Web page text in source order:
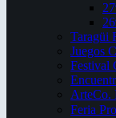
Taragüi
Juegos
Festival
ArteCo.
Feria